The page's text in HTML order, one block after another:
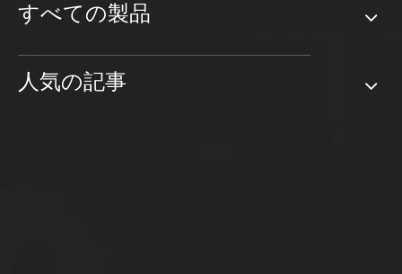
すべての製品
人気の記事